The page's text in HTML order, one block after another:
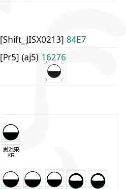
[Shift_JISX0213] 84E7
[Pr5] (aj5) 16276
思源宋
KR